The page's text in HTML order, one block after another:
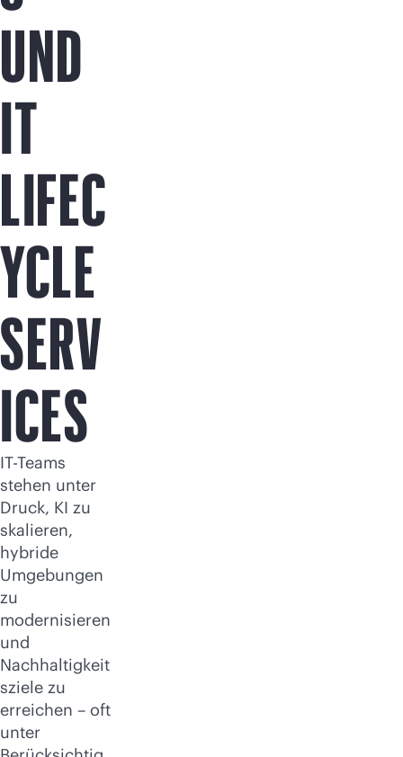
UND
IT
LIFEC
YCLE
SERV
ICES
IT-Teams
stehen unter
Druck, KI zu
skalieren,
hybride
Umgebungen
zu
modernisieren
und
Nachhaltigkeit
sziele zu
erreichen – oft
unter